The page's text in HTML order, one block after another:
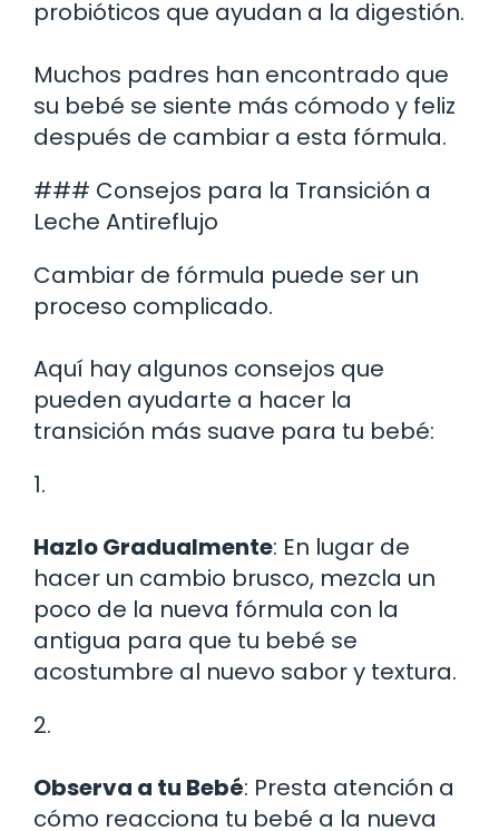
probióticos que ayudan a la digestión.
Muchos padres han encontrado que
su bebé se siente más cómodo y feliz
después de cambiar a esta fórmula.
### Consejos para la Transición a
Leche Antireflujo
Cambiar de fórmula puede ser un
proceso complicado.
Aquí hay algunos consejos que
pueden ayudarte a hacer la
transición más suave para tu bebé:
1.
Hazlo Gradualmente: En lugar de
hacer un cambio brusco, mezcla un
poco de la nueva fórmula con la
antigua para que tu bebé se
acostumbre al nuevo sabor y textura.
2.
Observa a tu Bebé: Presta atención a
cómo reacciona tu bebé a la nueva